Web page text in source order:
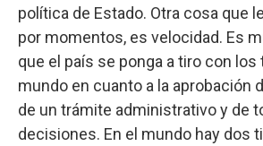
política de Estado. Otra cosa que
por momentos, es velocidad. Es
que el país se ponga a tiro con los
mundo en cuanto a la aprobación
de un trámite administrativo y de
decisiones. En el mundo hay dos